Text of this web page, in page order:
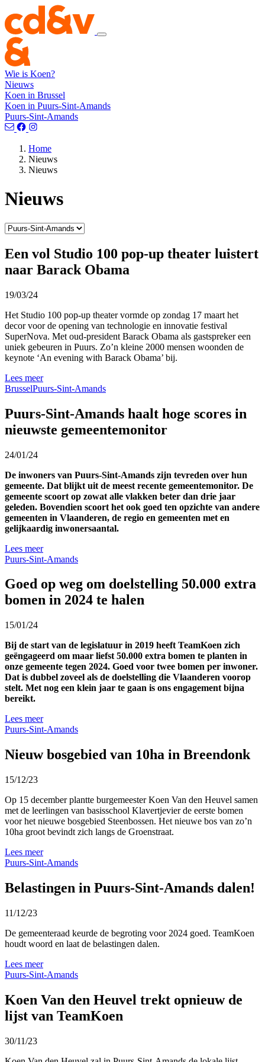
Wie is Koen?
Nieuws
Koen in Brussel
Koen in Puurs-Sint-Amands
Puurs-Sint-Amands
Home
Nieuws
Nieuws
Nieuws
Een vol Studio 100 pop-up theater luistert
naar Barack Obama
19/03/24
Het Studio 100 pop-up theater vormde op zondag 17 maart het
decor voor de opening van technologie en innovatie festival
SuperNova. Met oud-president Barack Obama als gastspreker een
uniek gebeuren in Puurs. Zo’n kleine 2000 mensen woonden de
keynote ‘An evening with Barack Obama’ bij.
Lees meer
BrusselPuurs-Sint-Amands
Puurs-Sint-Amands haalt hoge scores in
nieuwste gemeentemonitor
24/01/24
De inwoners van Puurs-Sint-Amands zijn tevreden over hun
gemeente. Dat blijkt uit de meest recente gemeentemonitor. De
gemeente scoort op zowat alle vlakken beter dan drie jaar
geleden. Bovendien scoort het ook goed ten opzichte van andere
gemeenten in Vlaanderen, de regio en gemeenten met en
gelijkaardig inwonersaantal.
Lees meer
Puurs-Sint-Amands
Goed op weg om doelstelling 50.000 extra
bomen in 2024 te halen
15/01/24
Bij de start van de legislatuur in 2019 heeft TeamKoen zich
geëngageerd om maar liefst 50.000 extra bomen te planten in
onze gemeente tegen 2024. Goed voor twee bomen per inwoner.
Dat is dubbel zoveel als de doelstelling die Vlaanderen voorop
stelt. Met nog een klein jaar te gaan is ons engagement bijna
bereikt.
Lees meer
Puurs-Sint-Amands
Nieuw bosgebied van 10ha in Breendonk
15/12/23
Op 15 december plantte burgemeester Koen Van den Heuvel samen
met de leerlingen van basisschool Klavertjevier de eerste bomen
voor het nieuwe bosgebied Steenbossen. Het nieuwe bos van zo’n
10ha groot bevindt zich langs de Groenstraat.
Lees meer
Puurs-Sint-Amands
Belastingen in Puurs-Sint-Amands dalen!
11/12/23
De gemeenteraad keurde de begroting voor 2024 goed. TeamKoen
houdt woord en laat de belastingen dalen.
Lees meer
Puurs-Sint-Amands
Koen Van den Heuvel trekt opnieuw de
lijst van TeamKoen
30/11/23